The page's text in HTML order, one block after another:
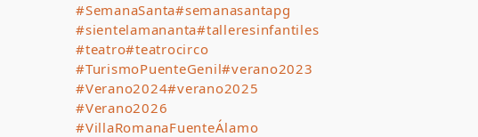
#SemanaSanta#semanasantapg
#sientelamananta#talleresinfantiles
#teatro#teatrocirco
#TurismoPuenteGenil#verano2023
#Verano2024#verano2025
#Verano2026
#VillaRomanaFuenteÁlamo